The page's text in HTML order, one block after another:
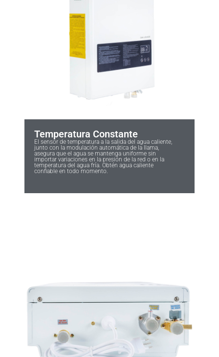
Temperatura Constante
El sensor de temperatura a la salida del agua caliente,
junto con la modulación automática de la llama,
asegura que el agua se mantenga uniforme sin
importar variaciones en la presión de la red o en la
temperatura del agua fría. Obtén agua caliente
confiable en todo momento.